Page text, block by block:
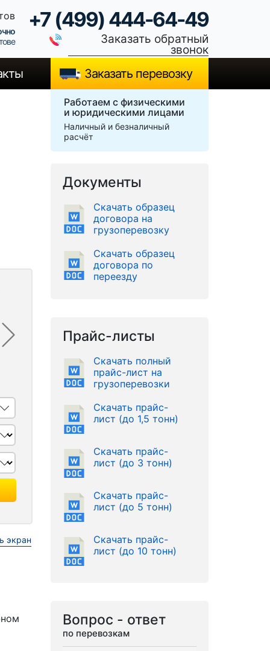
+7 (499) 444-64-49
Заказать обратный
звонок
Заказать перевозку
экран
Работаем с физическими
и юридическими лицами
Наличный и безналичный
расчёт
Документы
Скачать образец
договора на
грузоперевозку
Скачать образец
договора по
переезду
Прайс-листы
Скачать полный
прайс-лист на
грузоперевозки
Скачать прайс-
лист (до 1,5 тонн)
Скачать прайс-
лист (до 3 тонн)
Скачать прайс-
лист (до 5 тонн)
Скачать прайс-
лист (до 10 тонн)
Вопрос - ответ
по перевозкам